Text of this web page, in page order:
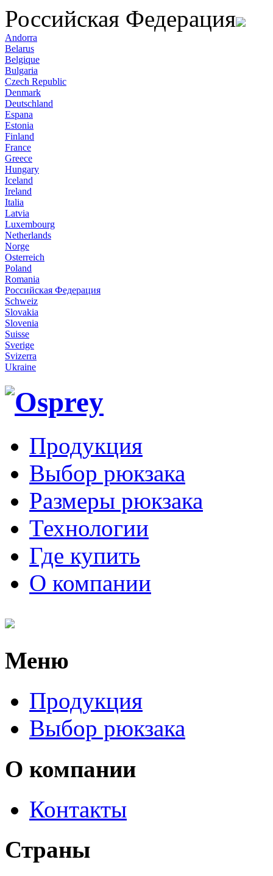
Российская Федерация
Andorra
Belarus
Belgique
Bulgaria
Czech Republic
Denmark
Deutschland
Espana
Estonia
Finland
France
Greece
Hungary
Iceland
Ireland
Italia
Latvia
Luxembourg
Netherlands
Norge
Osterreich
Poland
Romania
Российская Федерация
Schweiz
Slovakia
Slovenia
Suisse
Sverige
Svizerra
Ukraine
Продукция
Выбор рюкзака
Размеры рюкзака
Технологии
Где купить
О компании
Меню
Продукция
Выбор рюкзака
О компании
Контакты
Страны